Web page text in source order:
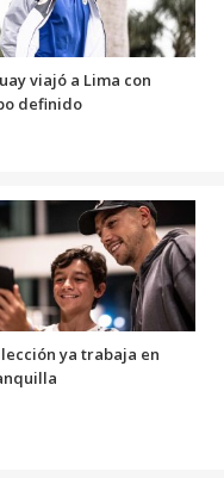
viajó a Lima con
definido
ya trabaja en